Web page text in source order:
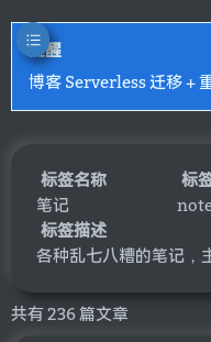
提醒
博客 Serverless 迁移 +
标签名称 标
笔记
标签描述
各种乱七八糟的笔记，
共有 236 篇文章